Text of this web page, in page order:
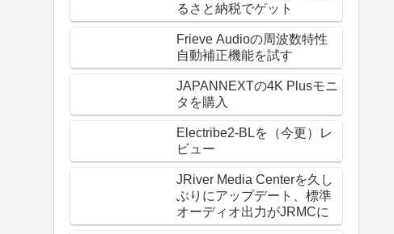
るさと納税でゲット
Frieve Audioの周波数特性
自動補正機能を試す
JAPANNEXTの4K Plusモニ
タを購入
Electribe2-BLを（今更）レ
ビュー
JRiver Media Centerを久し
ぶりにアップデート、標準
オーディオ出力がJRMCに